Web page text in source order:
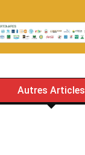
Autres Articles